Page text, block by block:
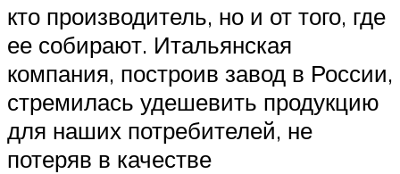
кто производитель, но и от того, где
ее собирают. Итальянская
компания, построив завод в России,
стремилась удешевить продукцию
для наших потребителей, не
потеряв в качестве